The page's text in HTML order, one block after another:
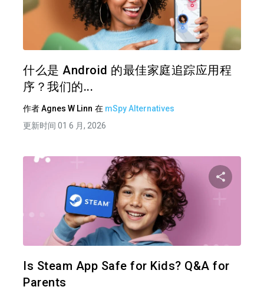
什么是 Android 的最佳家庭追踪应用程
序？我们的...
作者Agnes W Linn 在 mSpy Alternatives
更新时间 01 6 月, 2026
Is Steam App Safe for Kids? Q&A for
Parents